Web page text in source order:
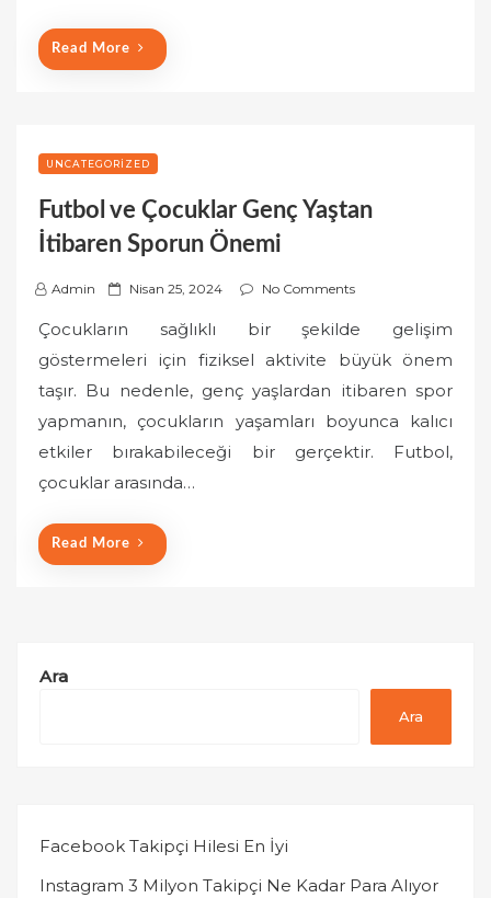
Read More
UNCATEGORIZED
Futbol ve Çocuklar Genç Yaştan
İtibaren Sporun Önemi
Admin
P
s
t
e
d
o
Nisan 25, 2024 No Comments
Çocukların sağlıklı bir şekilde gelişim
göstermeleri için fiziksel aktivite büyük önem
taşır. Bu nedenle, genç yaşlardan itibaren spor
yapmanın, çocukların yaşamları boyunca kalıcı
etkiler bırakabileceği bir gerçektir. Futbol,
çocuklar arasında…
Read More
Ara
Ara
Facebook Takipçi Hilesi En İyi
Instagram 3 Milyon Takipçi Ne Kadar Para Alıyor